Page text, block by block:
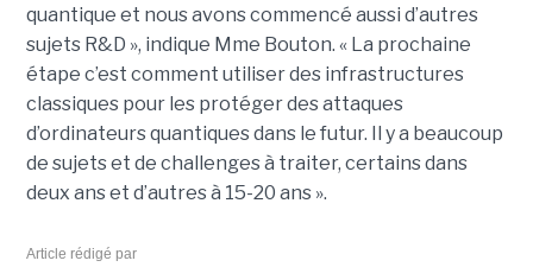
quantique et nous avons commencé aussi d’autres
sujets R&D », indique Mme Bouton. « La prochaine
étape c’est comment utiliser des infrastructures
classiques pour les protéger des attaques
d’ordinateurs quantiques dans le futur. Il y a beaucoup
de sujets et de challengesà traiter, certains dans
deux ans et d’autres à 15-20 ans ».
Article rédigé par